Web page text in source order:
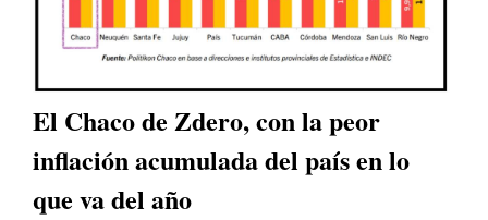
El Chaco de Zdero, con la peor
inflación acumulada del país en lo
que va del año